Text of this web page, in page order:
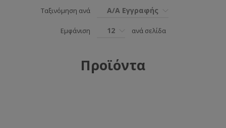
Ταξινόμηση ανά Α/Α Εγγραφής
Εμφάνιση 12 ανά σελίδα
Προϊόντα